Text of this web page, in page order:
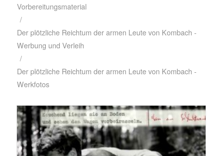
Vorbereitungsmaterial
/
Der plötzliche Reichtum der armen Leute von Kombach -
Werbung und Verleih
/
Der plötzliche Reichtum der armen Leute von Kombach -
Werkfotos